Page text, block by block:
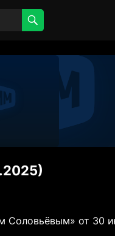
Соловьёвым» от 30